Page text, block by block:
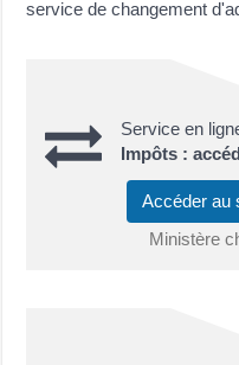
service de changement
Service en
Impôts :
Accéder
Ministère